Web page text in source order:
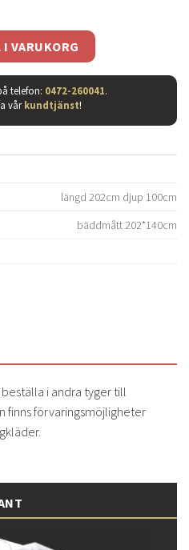
kr.
priset
är:
9.495
- tyg elba thyme mängd
VARUKORG
telefon: 0472-260041.
vårkundtjänst!
längd 202cm djup 100cm
bäddmått 202*140cm
i andra tyger till
finns förvaringsmöjligheter